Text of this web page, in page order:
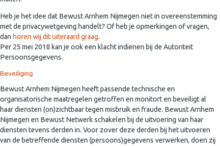
Heb je het idee dat Bewust Arnhem Nijmegen niet in overeenstemming
met de privacywetgeving handelt? Of heb je opmerkingen of vragen,
dan horen wij dit uiteraard graag.
Per 25 mei 2018 kan je ook een klacht indienen bij de Autoriteit
Persoonsgegevens.
Beveiliging
Bewust Arnhem Nijmegen heeft passende technische en
organisatorische maatregelen getroffen en monitort en beveiligt al
haar diensten (on)zichtbaar tegen misbruik en fraude. Bewust Arnhem
Nijmegen en Bewust Netwerk schakelen bij de uitvoering van haar
diensten tevens derden in. Voor zover deze derden bij het uitvoeren
van de betreffende diensten (persoons)gegevens verwerken, doen zij